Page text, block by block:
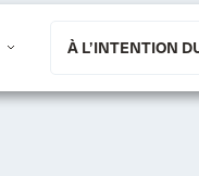
À L’INTENTION